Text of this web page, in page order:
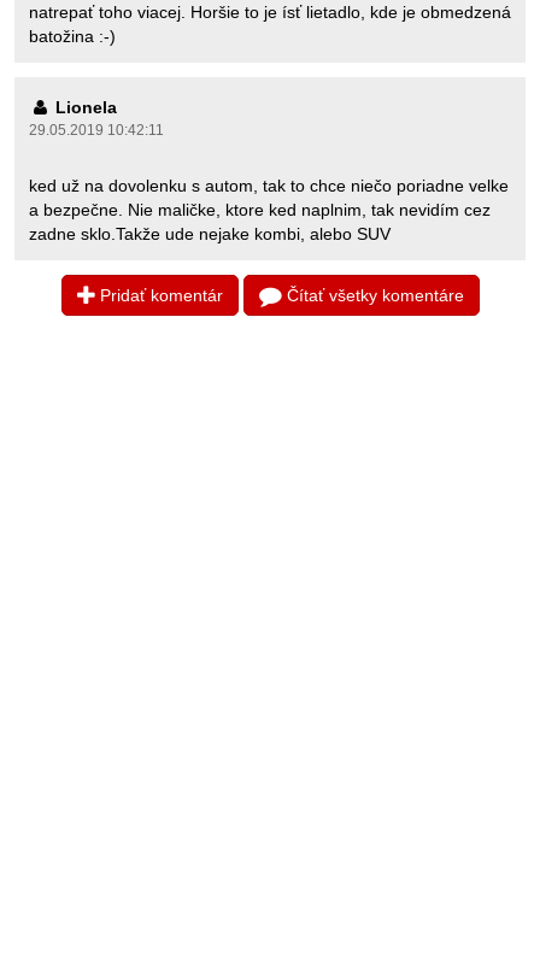
natrepať toho viacej. Horšie to je ísť lietadlo, kde je obmedzená
batožina :-)
Lionela
29.05.2019 10:42:11
ked už na dovolenku s autom, tak to chce niečo poriadne velke
a bezpečne. Nie maličke, ktore ked naplnim, tak nevidím cez
zadne sklo.Takže ude nejake kombi, alebo SUV
Pridať komentár Čítať všetky komentáre